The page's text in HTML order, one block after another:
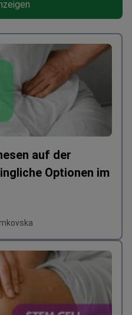
auf der
Optionen im